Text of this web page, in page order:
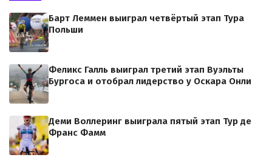
Барт Леммен выиграл четвёртый этап Тура
Польши
Феликс Галль выиграл третий этап Вуэльты
Бургоса и отобрал лидерство у Оскара Онли
Деми Воллеринг выиграла пятый этап Тур де
Франс Фамм